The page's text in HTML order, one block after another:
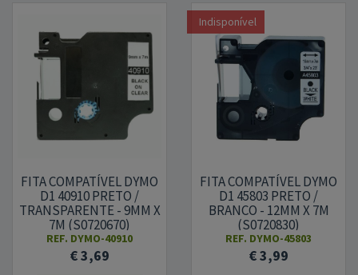
FITA COMPATÍVEL DYMO
D1 40910 PRETO /
TRANSPARENTE - 9MM X
7M (S0720670)
REF. DYMO-40910
€ 3,69
Indisponível
FITA COMPATÍVEL DYMO
D1 45803 PRETO /
BRANCO - 12MM X 7M
(S0720830)
REF. DYMO-45803
€ 3,99